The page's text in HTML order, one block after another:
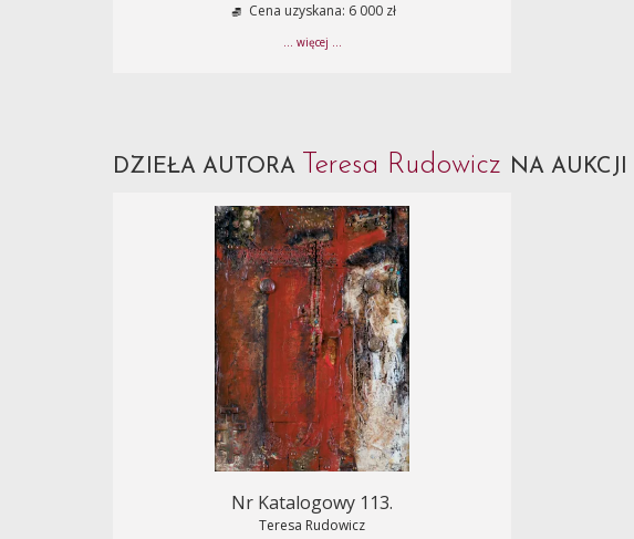
Cena uzyskana: 6 000 zł
... więcej ...
DZIEŁA AUTORA Teresa Rudowicz NA AUKCJI
Nr Katalogowy 113.
Teresa Rudowicz